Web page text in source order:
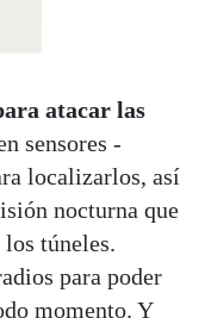
atacar las
sensores -
localizarlos, así
nocturna que
túneles.
para poder
momento. Y